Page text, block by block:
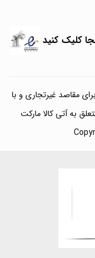
کلیک کنید
مقاصد غیرتجاری و با
به آتی کالا مارکت